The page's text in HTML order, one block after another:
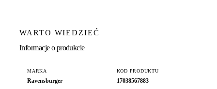
WARTO WIEDZIEĆ
Informacje o produkcie
MARKA
Ravensburger
KOD PRODUKTU
17038567883